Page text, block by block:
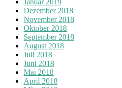
Januar 2019
Dezember 2018
November 2018
Oktober 2018
September 2018
August 2018
Juli 2018
Juni 2018
Mai 2018
April 2018